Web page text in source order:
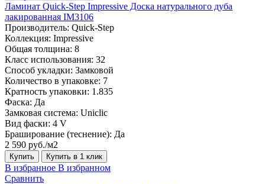
Ламинат Quick-Step Impressive Доска натурального дуба
лакированная IM3106
Производитель: Quick-Step
Коллекция: Impressive
Общая толщина: 8
Класс использования: 32
Способ укладки: Замковой
Количество в упаковке: 7
Кратность упаковки: 1.835
Фаска: Да
Замковая система: Uniclic
Вид фаски: 4 V
Браширование (теснение): Да
2 590 руб./м2
Купить Купить в 1 клик
В избранное В избранном
Сравнить